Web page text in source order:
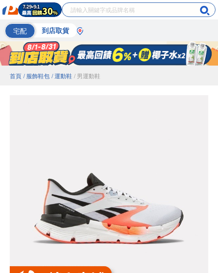
宅配 到店取貨
首頁 / 服飾鞋包 / 運動鞋 / 男運動鞋